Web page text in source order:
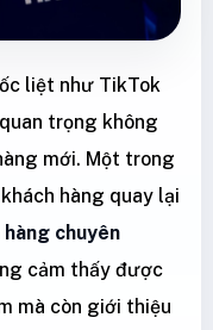
liệt như TikTok
quan trọng không
mới. Một trong
hàng quay lại
chuyên
cảm thấy được
mà còn giới thiệu